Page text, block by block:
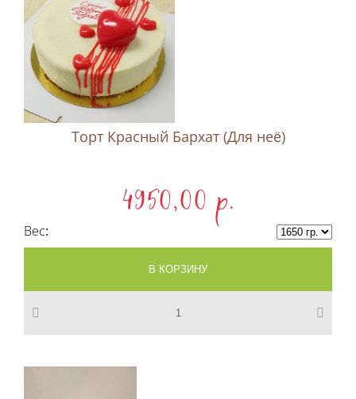
Торт Красный Бархат (Для неё)
4950,00 p.
Вес